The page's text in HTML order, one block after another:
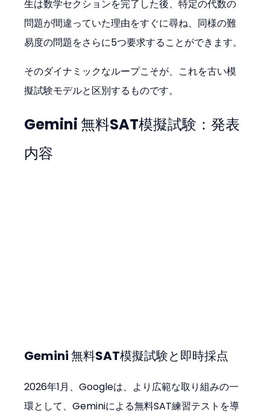
生は数学セクションを完了した後、特定の代数の
問題が間違っていた理由をすぐに尋ね、同様の難
易度の問題をさらに5つ要求することができます。
そのダイナミックなループこそが、これを古い模
擬試験モデルと区別するものです。
Gemini 無料SAT模擬試験：発表
内容
Gemini 無料SAT模擬試験と即時採点
2026年1月、Googleは、より広範な取り組みの一
環として、Geminiによる無料SAT練習テストを導